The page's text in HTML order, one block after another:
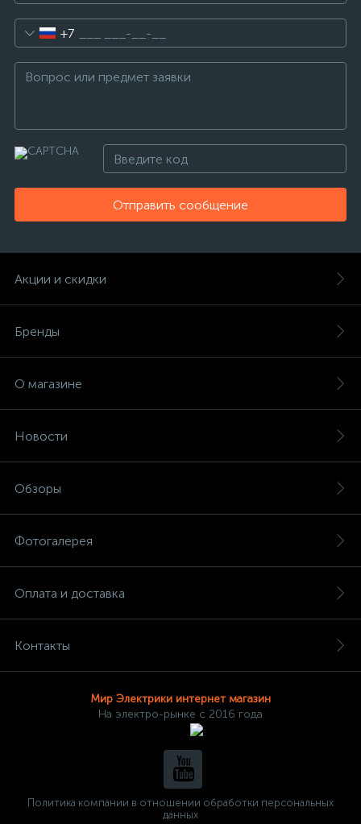
+7
Отправить сообщение
Акции и скидки
Бренды
О магазине
Новости
Обзоры
Фотогалерея
Оплата и доставка
Контакты
Мир Электрики интернет магазин
На электро-рынке с 2016 года
Политика компании в отношении обработки персональных
данных